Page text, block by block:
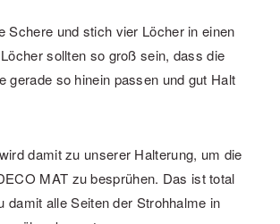
Schere und stich vier Löcher in einen
sollten so groß sein, dass die
gerade so hinein passen und gut Halt
damit zu unserer Halterung, um die
MAT zu besprühen. Das ist total
damit alle Seiten der Strohhalme in